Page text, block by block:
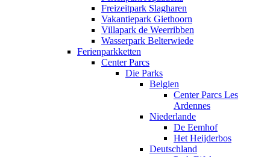
Freizeitpark Slagharen
Vakantiepark Giethoorn
Villapark de Weerribben
Wasserpark Belterwiede
Ferienparkketten
Center Parcs
Die Parks
Belgien
Center Parcs Les
Ardennes
Niederlande
De Eemhof
Het Heijderbos
Deutschland